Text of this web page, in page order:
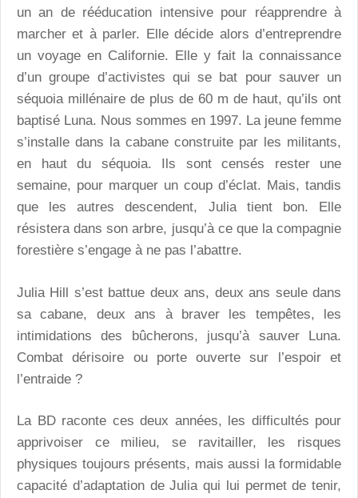
un an de rééducation intensive pour réapprendre à
marcher et à parler. Elle décide alors d’entreprendre
un voyage en Californie. Elle y fait la connaissance
d’un groupe d’activistes qui se bat pour sauver un
séquoia millénaire de plus de 60 m de haut, qu’ils ont
baptisé Luna. Nous sommes en 1997. La jeune femme
s’installe dans la cabane construite par les militants,
en haut du séquoia. Ils sont censés rester une
semaine, pour marquer un coup d’éclat. Mais, tandis
que les autres descendent, Julia tient bon. Elle
résistera dans son arbre, jusqu’à ce que la compagnie
forestière s’engage à ne pas l’abattre.
Julia Hill s’est battue deux ans, deux ans seule dans
sa cabane, deux ans à braver les tempêtes, les
intimidations des bûcherons, jusqu’à sauver Luna.
Combat dérisoire ou porte ouverte sur l’espoir et
l’entraide ?
La BD raconte ces deux années, les difficultés pour
apprivoiser ce milieu, se ravitailler, les risques
physiques toujours présents, mais aussi la formidable
capacité d’adaptation de Julia qui lui permet de tenir,